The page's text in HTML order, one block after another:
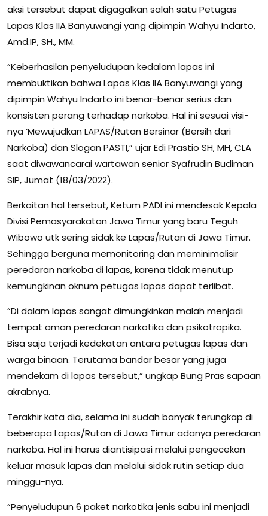
aksi tersebut dapat digagalkan salah satu Petugas
Lapas Klas IIA Banyuwangi yang dipimpin Wahyu Indarto,
Amd.IP, SH., MM.
“Keberhasilan penyeludupan kedalam lapas ini
membuktikan bahwa Lapas Klas IIA Banyuwangi yang
dipimpin Wahyu Indarto ini benar-benar serius dan
konsisten perang terhadap narkoba. Hal ini sesuai visi-
nya ‘Mewujudkan LAPAS/Rutan Bersinar (Bersih dari
Narkoba) dan Slogan PASTI,” ujar Edi Prastio SH, MH, CLA
saat diwawancarai wartawan senior Syafrudin Budiman
SIP, Jumat (18/03/2022).
Berkaitan hal tersebut, Ketum PADI ini mendesak Kepala
Divisi Pemasyarakatan Jawa Timur yang baru Teguh
Wibowo utk sering sidak ke Lapas/Rutan di Jawa Timur.
Sehingga berguna memonitoring dan meminimalisir
peredaran narkoba di lapas, karena tidak menutup
kemungkinan oknum petugas lapas dapat terlibat.
“Di dalam lapas sangat dimungkinkan malah menjadi
tempat aman peredaran narkotika dan psikotropika.
Bisa saja terjadi kedekatan antara petugas lapas dan
warga binaan. Terutama bandar besar yang juga
mendekam di lapas tersebut,” ungkap Bung Pras sapaan
akrabnya.
Terakhir kata dia, selama ini sudah banyak terungkap di
beberapa Lapas/Rutan di Jawa Timur adanya peredaran
narkoba. Hal ini harus diantisipasi melalui pengecekan
keluar masuk lapas dan melalui sidak rutin setiap dua
minggu-nya.
“Penyeludupun 6 paket narkotika jenis sabu ini menjadi